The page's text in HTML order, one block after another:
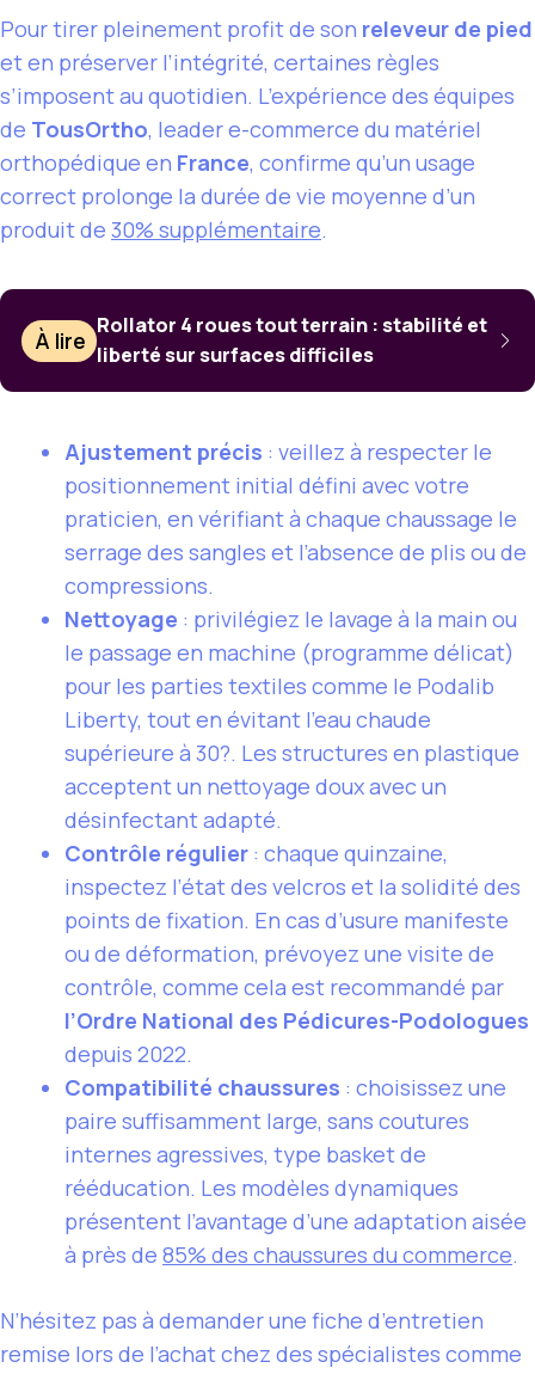
Pour tirer pleinement profit de son releveur de pied
et en préserver l’intégrité, certaines règles
s’imposent au quotidien. L’expérience des équipes
de TousOrtho, leader e-commerce du matériel
orthopédique en France, confirme qu’un usage
correct prolonge la durée de vie moyenne d’un
produit de 30% supplémentaire.
À lire
Rollator 4 roues tout terrain : stabilité et
liberté sur surfaces difficiles
Ajustement précis : veillez à respecter le
positionnement initial défini avec votre
praticien, en vérifiant à chaque chaussage le
serrage des sangles et l’absence de plis ou de
compressions.
Nettoyage : privilégiez le lavage à la main ou
le passage en machine (programme délicat)
pour les parties textiles comme le Podalib
Liberty, tout en évitant l’eau chaude
supérieure à 30?. Les structures en plastique
acceptent un nettoyage doux avec un
désinfectant adapté.
Contrôle régulier : chaque quinzaine,
inspectez l’état des velcros et la solidité des
points de fixation. En cas d’usure manifeste
ou de déformation, prévoyez une visite de
contrôle, comme cela est recommandé par
l’Ordre National des Pédicures-Podologues
depuis 2022.
Compatibilité chaussures : choisissez une
paire suffisamment large, sans coutures
internes agressives, type basket de
rééducation. Les modèles dynamiques
présentent l’avantage d’une adaptation aisée
à près de 85% des chaussures du commerce.
N’hésitez pas à demander une fiche d’entretien
remise lors de l’achat chez des spécialistes comme